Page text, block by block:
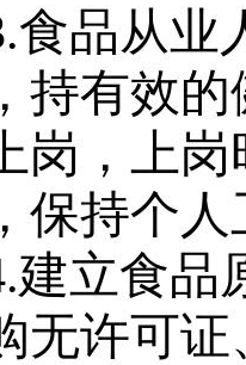
食品从业
持有效
岗，上
保持个人
建立食品
无许可